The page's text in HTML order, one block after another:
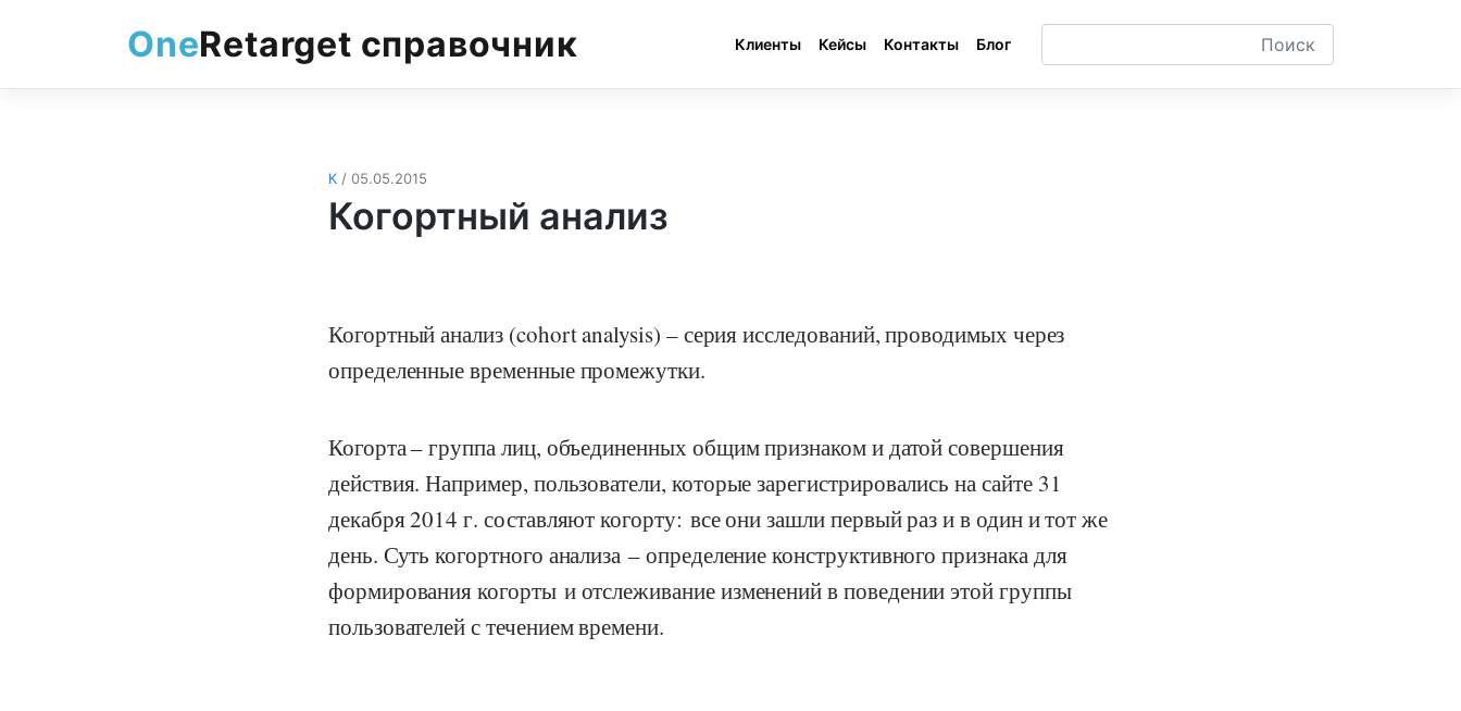
OneRetarget справочник Клиенты Кейсы Контакты Блог
К / 05.05.2015
Когортный анализ
Когортный анализ (cohort analysis) – серия исследований, проводимых через
определенные временные промежутки.
Когорта – группа лиц, объединенных общим признаком и датой совершения
действия. Например, пользователи, которые зарегистрировались на сайте 31
декабря 2014 г. составляют когорту: все они зашли первый раз и в один и тот же
день. Суть когортного анализа – определение конструктивного признака для
формирования когорты и отслеживание изменений в поведении этой группы
пользователей с течением времени.